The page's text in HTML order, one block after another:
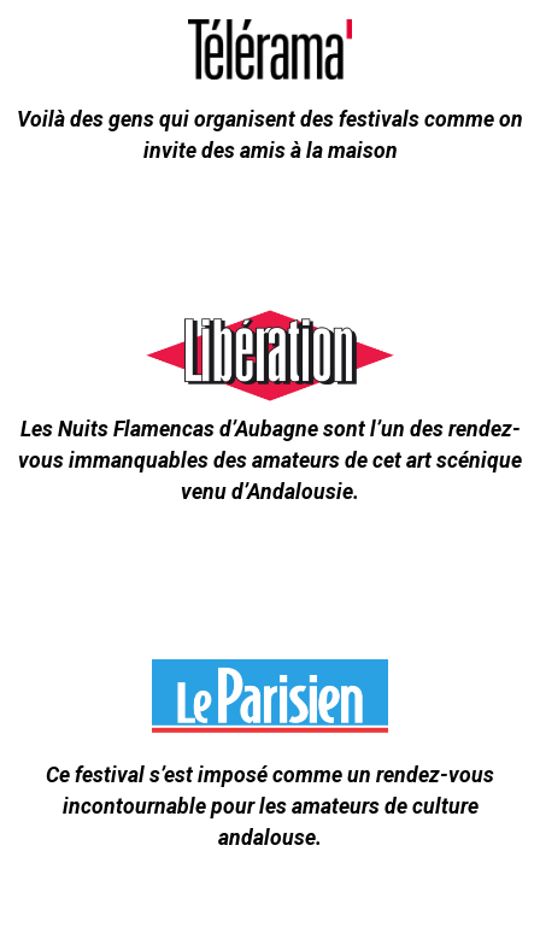
Voilà des gens qui organisent des festivals comme on
invite des amis à la maison
Les Nuits Flamencas d’Aubagne sont l’un des rendez-
vous immanquables des amateurs de cet art scénique
venu d’Andalousie.
Ce festival s’est imposé comme un rendez-vous
incontournable pour les amateurs de culture
andalouse.